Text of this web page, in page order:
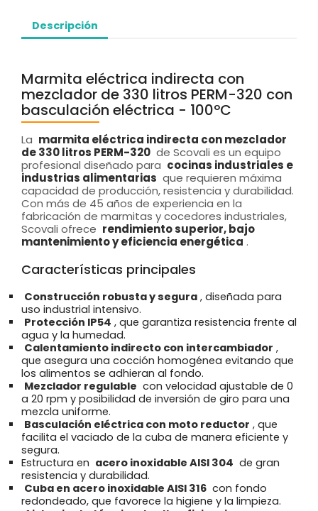
Descripción
Marmita eléctrica indirecta con
mezclador de 330 litros PERM-320 con
basculación eléctrica - 100ºC
La marmita eléctrica indirecta con mezclador
de 330 litros PERM-320 de Scovali es un equipo
profesional diseñado para cocinas industriales e
industrias alimentarias que requieren máxima
capacidad de producción, resistencia y durabilidad.
Con más de 45 años de experiencia en la
fabricación de marmitas y cocedores industriales,
Scovali ofrece rendimiento superior, bajo
mantenimiento y eficiencia energética .
Características principales
Construcción robusta y segura , diseñada para
uso industrial intensivo.
Protección IP54 , que garantiza resistencia frente al
agua y la humedad.
Calentamiento indirecto con intercambiador ,
que asegura una cocción homogénea evitando que
los alimentos se adhieran al fondo.
Mezclador regulable con velocidad ajustable de 0
a 20 rpm y posibilidad de inversión de giro para una
mezcla uniforme.
Basculación eléctrica con moto reductor , que
facilita el vaciado de la cuba de manera eficiente y
segura.
Estructura en acero inoxidable AISI 304 de gran
resistencia y durabilidad.
Cuba en acero inoxidable AISI 316 con fondo
redondeado, que favorece la higiene y la limpieza.